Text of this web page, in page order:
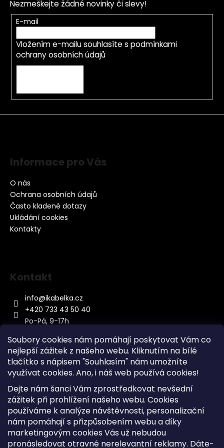
Soubory cookies nám pomáhají poskytovat Vám co
nejlepší zážitek z našeho webu. Kliknutím na bílé
tlačítko s nápisem "Souhlasím" nám umožníte
využívat cookies. Ano, i náš web používá cookies!
Dejte nám šanci Vám zprostředkovat nevšední
zážitek při prohlížení našeho webu. Cookies
používáme k analýze návštěvnosti, personalizační
nám pomáhají s přizpůsobením webu a díky
marketingovým cookies Vás už nebudou
pronásledovat otravné nerelevantní reklamy. Dáte-
Nezmeškejte žádné novinky či slevy!
E-mail
Vložením e-mailu souhlasíte s podmínkami
ochrany osobních údajů
Informace pro Vás
O nás
Ochrana osobních údajů
Často kladené dotazy
Ukládání cookies
Kontakty
Kontakt
info@ikabelka.cz
+420 733 43 50 40
Po-Pá, 9-17h
Kontakt
Sitemap
Doprava a Platba
Reklamace Zboží
Obchodní podmínky